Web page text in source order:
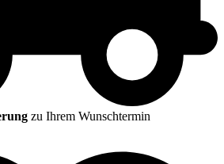
zu Ihrem Wunschtermin